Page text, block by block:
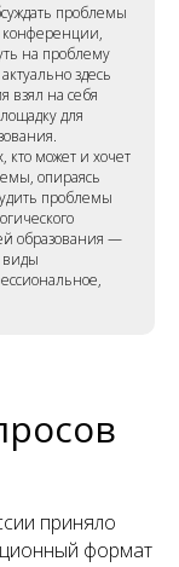
проблемы
конференции,
на проблему
здесь
взял на себя
для
может и хочет
опираясь
проблемы
образования —
виды
приняло
формат